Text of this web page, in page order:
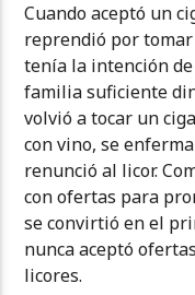
Cuando aceptó un
reprendió por
tenía la intención
familia suficiente
volvió a tocar un
con vino, se
renunció al licor.
con ofertas para
se convirtió en el
nunca aceptó
licores.